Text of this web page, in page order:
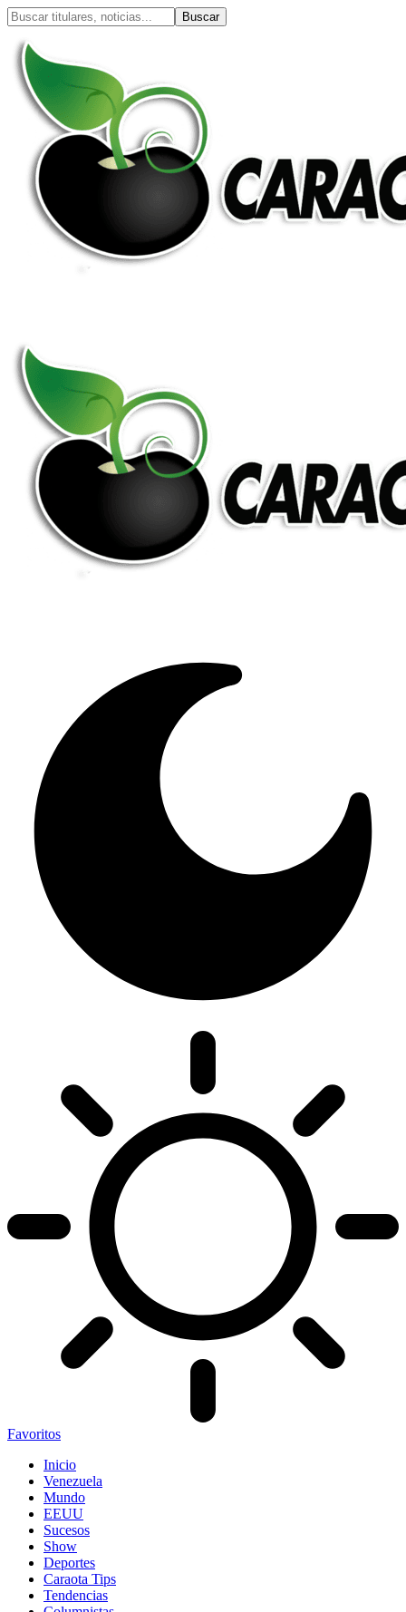
Favoritos
Inicio
Venezuela
Mundo
EEUU
Sucesos
Show
Deportes
Caraota Tips
Tendencias